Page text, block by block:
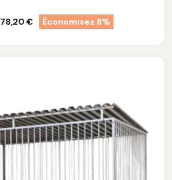
78,20 € Économisez 8%
Ajouter au panier